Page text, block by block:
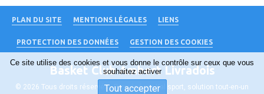
PLAN DU SITE MENTIONS LÉGALES LIENS
PROTECTION DES DONNÉES GESTION DES COOKIES
Basket Club Ambert Livradois
© 2026 Tous droits réservés - Propulsé parKalisport, solution tout-en-un
Ce site utilise des cookies et vous donne le contrôle sur ceux que vous
souhaitez activer
Tout accepter